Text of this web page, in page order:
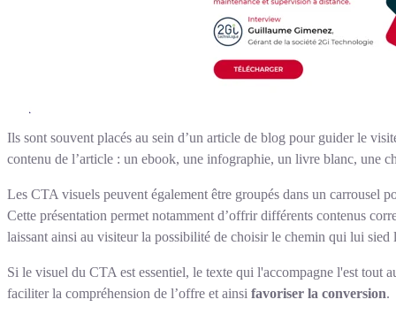
Ils sont souvent placés au sein d’un article de blog pour guider le
contenu de l’article : un ebook, une infographie, un livre blanc,
Les CTA visuels peuvent également être groupés dans un carrousel
Cette présentation permet notamment d’offrir différents contenus
laissant ainsi au visiteur la possibilité de choisir le chemin qui lui sied
Si le visuel du CTA est essentiel, le texte qui l'accompagne l'est tout
faciliter la compréhension de l’offre et ainsi favoriser la conversion.